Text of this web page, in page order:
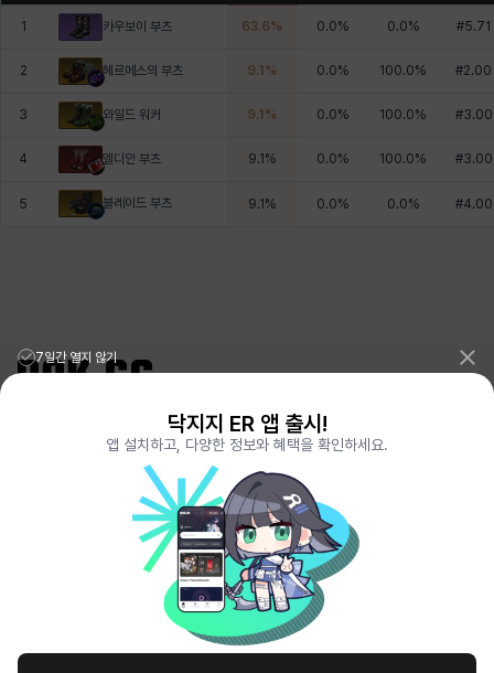
1 카우보이 부츠 63.6% 0.0% 0.0% #5.71
2 헤르메스의 부츠 9.1 % 0.0% 100.0% #2.00
3 와일드 워커 9.1 % 0.0% 100.0% #3.00
4 엘디안 부츠 9.1% 0.0% 100.0% #3.00
5 블레이드 부츠 9.1% 0.0% 0.0% #4.00
리그오브레전드 전적검색 포로지지PORO.GG
전략적팀전투 TFT 전적검색 롤체지지 LOLCHESS.GG
메이플스토리 종합통계MAPLE.GG
VALORANT.DAK.GG
배틀그라운드 전적검색PUBG.DAK.GG
이터널 리턴 전적검색ER.DAK.GG
GENSHIN.DAK.GG
DEADLOCK.DAK.GG
서비스 이용 약관 개인정보 취급방침 제휴 문의 고객센터 채용
7일간 열지 않기
닥지지 ER 앱 출시!
앱 설치하고, 다양한 정보와 혜택을 확인하세요.